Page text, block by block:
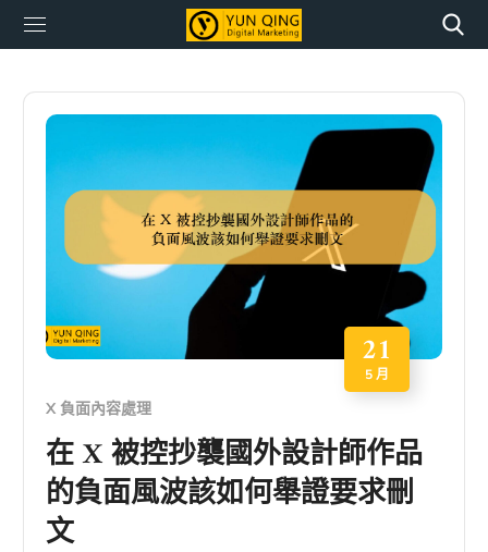
21
5 月
X 負面內容處理
在 X 被控抄襲國外設計師作品
的負面風波該如何舉證要求刪
文